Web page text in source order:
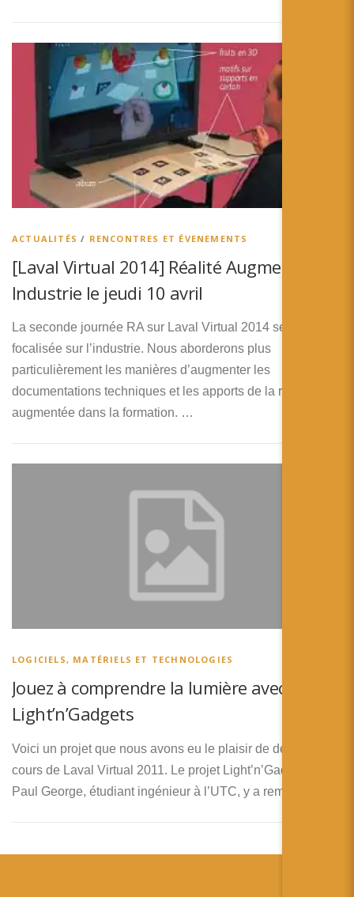
ACTUALITÉS / RENCONTRES ET ÉVENEMENTS
[Laval Virtual 2014] Réalité Augmentée et
Industrie le jeudi 10 avril
La seconde journée RA sur Laval Virtual 2014 sera
focalisée sur l’industrie. Nous aborderons plus
particulièrement les manières d’augmenter les
documentations techniques et les apports de la réalité
augmentée dans la formation. …
LOGICIELS, MATÉRIELS ET TECHNOLOGIES
Jouez à comprendre la lumière avec
Light’n’Gadgets
Voici un projet que nous avons eu le plaisir de découvrir au
cours de Laval Virtual 2011. Le projet Light’n’Gadgets de
Paul George, étudiant ingénieur à l’UTC, y a remporté …